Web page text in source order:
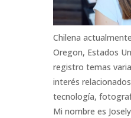
Chilena
Oregon, Estados
registro temas
interés
tecnología,
Mi nombre es